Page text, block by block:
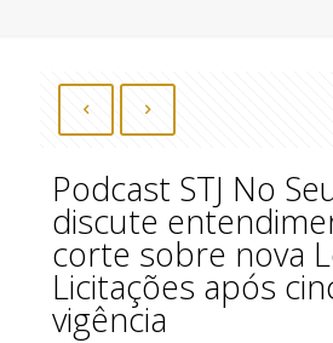
Podcast STJ No
discute
corte sobre nova
Licitações após
vigência